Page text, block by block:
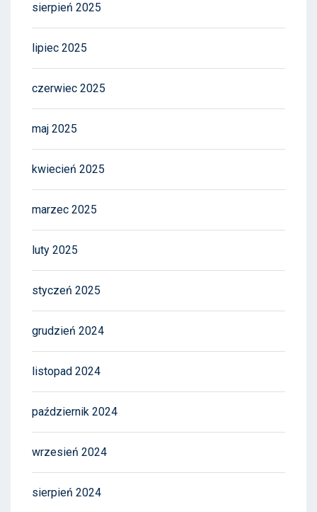
sierpień 2025
lipiec 2025
czerwiec 2025
maj 2025
kwiecień 2025
marzec 2025
luty 2025
styczeń 2025
grudzień 2024
listopad 2024
październik 2024
wrzesień 2024
sierpień 2024